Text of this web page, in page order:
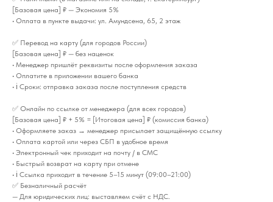
[Базовая цена] ₽ — Экономия 5%
• Оплата в пункте выдачи: ул. Амундсена, 65, 2 этаж
✅ Перевод на карту (для городов России)
[Базовая цена] ₽ — без наценок
• Менеджер пришлёт реквизиты после оформления заказа
• Оплатите в приложении вашего банка
• ℹ️ Сроки: отправка заказа после поступления средств
✅ Онлайн по ссылке от менеджера (для всех городов)
[Базовая цена] ₽ + 5% = [Итоговая цена] ₽ (комиссия банка)
• Оформляете заказ → менеджер присылает защищённую ссылку
• Оплата картой или через СБП в удобное время
• Электронный чек приходит на почту / в СМС
• Быстрый возврат на карту при отмене
• ℹ️ Ссылка приходит в течение 5–15 минут (09:00–21:00)
✅ Безналичный расчёт
— Для юридических лиц: выставляем счёт с НДС.